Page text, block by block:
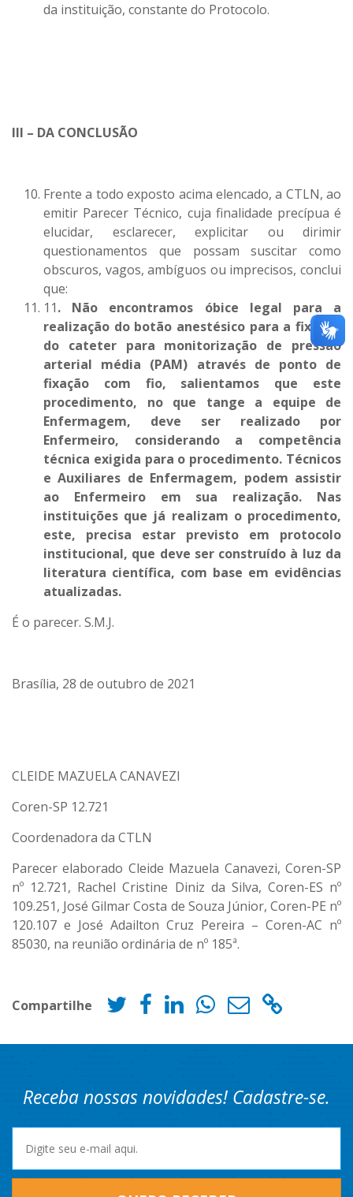
da instituição, constante do Protocolo.
III – DA CONCLUSÃO
Frente a todo exposto acima elencado, a CTLN, ao
emitir Parecer Técnico, cuja finalidade precípua é
elucidar, esclarecer, explicitar ou dirimir
questionamentos que possam suscitar como
obscuros, vagos, ambíguos ou imprecisos, conclui
que:
11. Não encontramos óbice legal para a
realização do botão anestésico para a fixação
do cateter para monitorização de pressão
arterial média (PAM) através de ponto de
fixação com fio, salientamos que este
procedimento, no que tange a equipe de
Enfermagem, deve ser realizado por
Enfermeiro, considerando a competência
técnica exigida para o procedimento. Técnicos
e Auxiliares de Enfermagem, podem assistir
ao Enfermeiro em sua realização. Nas
instituições que já realizam o procedimento,
este, precisa estar previsto em protocolo
institucional, que deve ser construído à luz da
literatura científica, com base em evidências
atualizadas.
É o parecer. S.M.J.
Brasília, 28 de outubro de 2021
CLEIDE MAZUELA CANAVEZI
Coren-SP 12.721
Coordenadora da CTLN
Parecer elaborado Cleide Mazuela Canavezi, Coren-SP
nº 12.721, Rachel Cristine Diniz da Silva, Coren-ES nº
109.251, José Gilmar Costa de Souza Júnior, Coren-PE nº
120.107 e José Adailton Cruz Pereira – Coren-AC nº
85030, na reunião ordinária de nº 185ª.
Compartilhe
Receba nossas novidades! Cadastre-se.